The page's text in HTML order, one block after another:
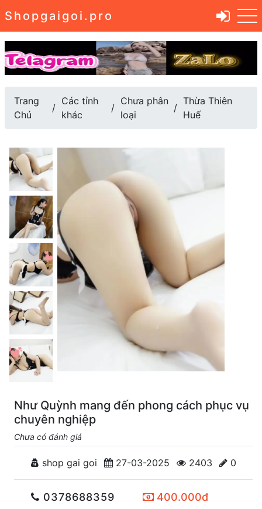
Shopgaigoi.pro
Trang
Chủ
Các tỉnh
khác
Chưa phân
loại
Thừa Thiên
Huế
Như Quỳnh mang đến phong cách phục vụ
chuyên nghiệp
Chưa có đánh giá
shop gai goi 27-03-2025 2403 0
0378688359 400.000đ